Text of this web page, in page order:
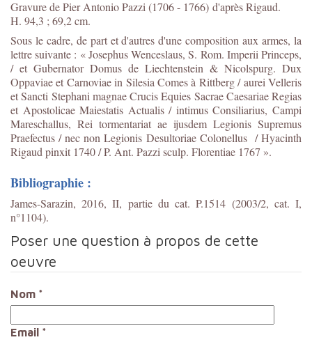
Gravure de Pier Antonio Pazzi (1706 - 1766) d'aprèsRigaud.
H. 94,3 ; 69,2 cm.
Sous le cadre, de part et d'autres d'une composition aux armes, la
lettre suivante : « Josephus Wenceslaus, S. Rom. Imperii Princeps,
/ et Gubernator Domus de Liechtenstein & Nicolspurg. Dux
Oppaviae et Carnoviae in Silesia Comes à Rittberg / aurei Velleris
et Sancti Stephani magnae Crucis Equies Sacrae Caesariae Regias
et Apostolicae Maiestatis Actualis / intimus Consiliarius, Campi
Mareschallus, Rei tormentariat ae ijusdem Legionis Supremus
Praefectus / nec non Legionis Desultoriae Colonellus / Hyacinth
Rigaud pinxit 1740 / P. Ant. Pazzi sculp. Florentiae 1767 ».
Bibliographie :
James-Sarazin, 2016, II, partie du cat. P.1514 (2003/2, cat. I,
n°1104).
Poser une question à propos de cette
oeuvre
Nom *
Email *